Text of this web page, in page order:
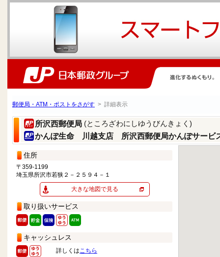
郵便局・ATM・ポストをさがす > 詳細表示
所沢西郵便局 (ところざわにしゆうびんきょく)
かんぽ生命 川越支店 所沢西郵便局かんぽサービ
住所
〒359-1199
埼玉県所沢市若狭２－２５９４－１
大きな地図で見る
取り扱いサービス
キャッシュレス
詳しくはこちら